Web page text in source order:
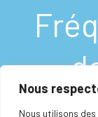
Nous
Nous utilisons